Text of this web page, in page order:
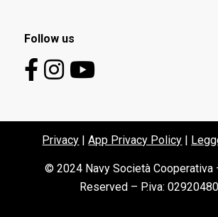
Follow us
Privacy |App Privacy Policy |
© 2024 Navy Società Cooperativa
Reserved – P.iva: